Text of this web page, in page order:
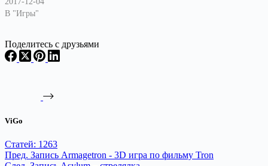
В "Игры"
Поделитесь с друзьями
ViGo
Статей: 1263
Пред. Запись Armagetron - 3D игра по фильму Tron